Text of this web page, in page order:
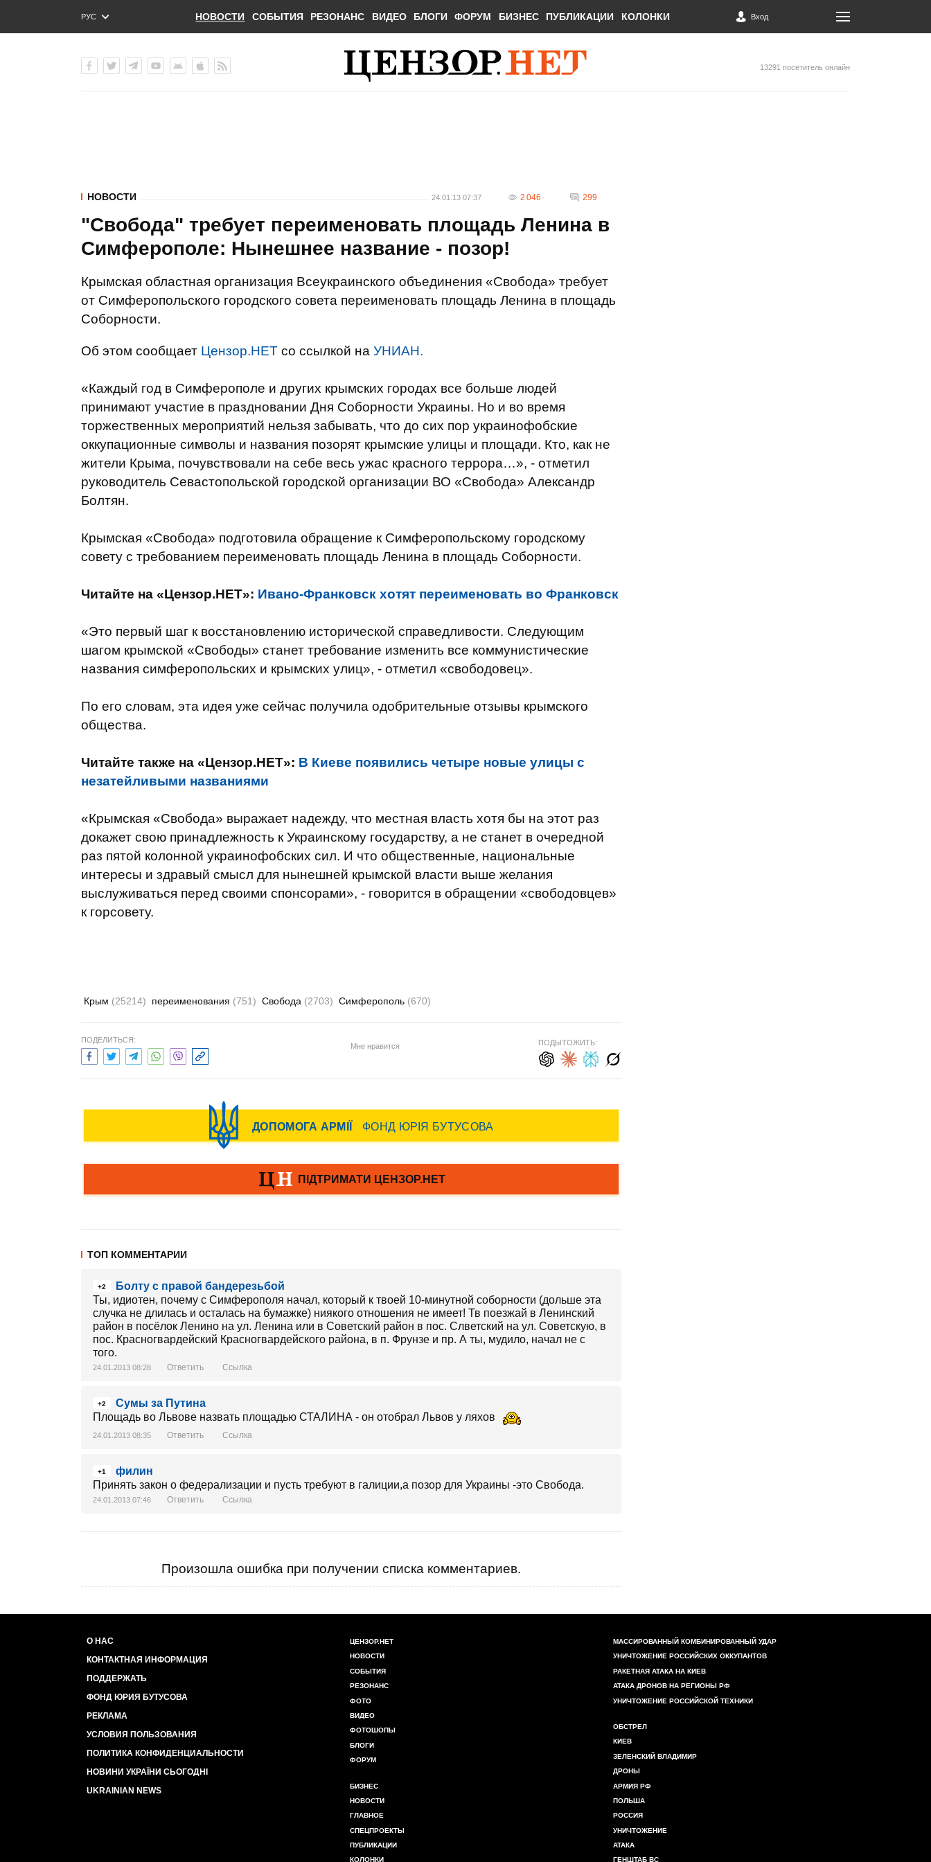
РУС
ENG
НОВОСТИ СОБЫТИЯ РЕЗОНАНС ВИДЕО БЛОГИ ФОРУМ БИЗНЕС ПУБЛИКАЦИИ КОЛОНКИ Вход
13291 посетитель онлайн
НОВОСТИ 24.01.13 07:37 2 046 299
"Свобода" требует переименовать площадь Ленина в
Симферополе: Нынешнее название - позор!
Крымская областная организация Всеукраинского объединения «Свобода» требует
от Симферопольского городского совета переименовать площадь Ленина в площадь
Соборности.
Об этом сообщает Цензор.НЕТ со ссылкой на УНИАН.
«Каждый год в Симферополе и других крымских городах все больше людей
принимают участие в праздновании Дня Соборности Украины. Но и во время
торжественных мероприятий нельзя забывать, что до сих пор украинофобские
оккупационные символы и названия позорят крымские улицы и площади. Кто, как не
жители Крыма, почувствовали на себе весь ужас красного террора…», - отметил
руководитель Севастопольской городской организации ВО «Свобода» Александр
Болтян.
Крымская «Свобода» подготовила обращение к Симферопольскому городскому
совету с требованием переименовать площадь Ленина в площадь Соборности.
Читайте на «Цензор.НЕТ»: Ивано-Франковск хотят переименовать во Франковск
«Это первый шаг к восстановлению исторической справедливости. Следующим
шагом крымской «Свободы» станет требование изменить все коммунистические
названия симферопольских и крымских улиц», - отметил «свободовец».
По его словам, эта идея уже сейчас получила одобрительные отзывы крымского
общества.
Читайте также на «Цензор.НЕТ»: В Киеве появились четыре новые улицы с
незатейливыми названиями
«Крымская «Свобода» выражает надежду, что местная власть хотя бы на этот раз
докажет свою принадлежность к Украинскому государству, а не станет в очередной
раз пятой колонной украинофобских сил. И что общественные, национальные
интересы и здравый смысл для нынешней крымской власти выше желания
выслуживаться перед своими спонсорами», - говорится в обращении «свободовцев»
к горсовету.
Крым (25214) переименования (751) Свобода (2703) Симферополь (670)
ПОДЕЛИТЬСЯ:
Мне нравится ПОДЫТОЖИТЬ:
ТОП КОММЕНТАРИИ
+2
Болту с правой бандерезьбой
Ты, идиотен, почему с Симферополя начал, который к твоей 10-минутной соборности (дольше эта
случка не длилась и осталась на бумажке) ниякого отношения не имеет! Тв поезжай в Ленинский
район в посёлок Ленино на ул. Ленина или в Советский район в пос. Слветский на ул. Советскую, в
пос. Красногвардейский Красногвардейского района, в п. Фрунзе и пр. А ты, мудило, начал не с
того.
24.01.2013 08:28 Ответить Ссылка
+2
Сумы за Путина
Площадь во Львове назвать площадью СТАЛИНА - он отобрал Львов у ляхов
24.01.2013 08:35 Ответить Ссылка
+1
филин
Принять закон о федерализации и пусть требуют в галиции,а позор для Украины -это Свобода.
24.01.2013 07:46 Ответить Ссылка
Произошла ошибка при получении списка комментариев.
О НАС
КОНТАКТНАЯ ИНФОРМАЦИЯ
ПОДДЕРЖАТЬ
ФОНД ЮРИЯ БУТУСОВА
РЕКЛАМА
УСЛОВИЯ ПОЛЬЗОВАНИЯ
ПОЛИТИКА КОНФИДЕНЦИАЛЬНОСТИ
НОВИНИ УКРАЇНИ СЬОГОДНІ
UKRAINIAN NEWS
ЦЕНЗОР.НЕТ
НОВОСТИ
СОБЫТИЯ
РЕЗОНАНС
ФОТО
ВИДЕО
ФОТОШОПЫ
БЛОГИ
ФОРУМ
БИЗНЕС
НОВОСТИ
ГЛАВНОЕ
СПЕЦПРОЕКТЫ
ПУБЛИКАЦИИ
КОЛОНКИ
МАССИРОВАННЫЙ КОМБИНИРОВАННЫЙ УДАР
УНИЧТОЖЕНИЕ РОССИЙСКИХ ОККУПАНТОВ
РАКЕТНАЯ АТАКА НА КИЕВ
АТАКА ДРОНОВ НА РЕГИОНЫ РФ
УНИЧТОЖЕНИЕ РОССИЙСКОЙ ТЕХНИКИ
ОБСТРЕЛ
КИЕВ
ЗЕЛЕНСКИЙ ВЛАДИМИР
ДРОНЫ
АРМИЯ РФ
ПОЛЬША
РОССИЯ
УНИЧТОЖЕНИЕ
АТАКА
ГЕНШТАБ ВС